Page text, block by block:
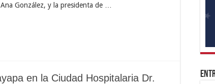
González, y la presidenta de …
en la Ciudad Hospitalaria Dr.